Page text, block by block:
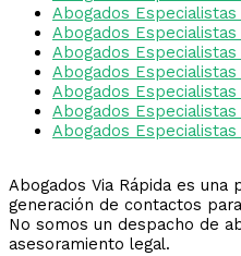
Abogados
Abogados
Abogados
Abogados
Abogados
Abogados
Abogados
Abogados Via Rápida es
generación de contactos
No somos un despacho de
asesoramiento legal.